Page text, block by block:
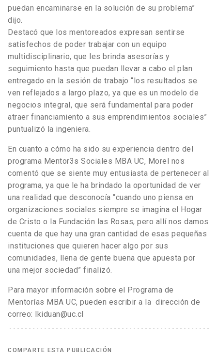
puedan encaminarse en la solución de su problema”
dijo.
Destacó que los mentoreados expresan sentirse
satisfechos de poder trabajar con un equipo
multidisciplinario, que les brinda asesorías y
seguimiento hasta que puedan llevar a cabo el plan
entregado en la sesión de trabajo “los resultados se
ven reflejados a largo plazo, ya que es un modelo de
negocios integral, que será fundamental para poder
atraer financiamiento a sus emprendimientos sociales”
puntualizó la ingeniera.
En cuanto a cómo ha sido su experiencia dentro del
programa Mentor3s Sociales MBA UC, Morel nos
comentó que se siente muy entusiasta de pertenecer al
programa, ya que le ha brindado la oportunidad de ver
una realidad que desconocía “cuando uno piensa en
organizaciones sociales siempre se imagina el Hogar
de Cristo o la Fundación las Rosas, pero allí nos damos
cuenta de que hay una gran cantidad de esas pequeñas
instituciones que quieren hacer algo por sus
comunidades, llena de gente buena que apuesta por
una mejor sociedad” finalizó.
Para mayor información sobre el Programa de
Mentorías MBA UC, pueden escribir a la dirección de
correo: lkiduan@uc.cl
COMPARTE ESTA PUBLICACIÓN